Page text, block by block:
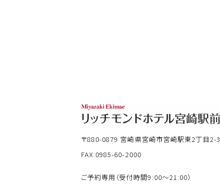
〒880-0879 宮崎県宮崎市宮崎駅東2丁目2-3
FAX:0985-60-2000
ご予約専用（受付時間9:00～21:00）